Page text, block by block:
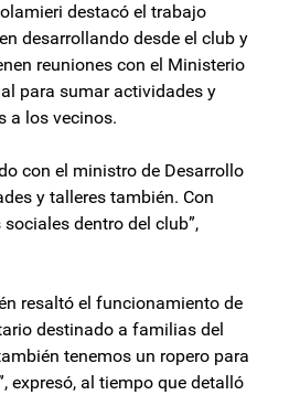
destacó el trabajo
desarrollando desde el club y
reuniones con el Ministerio
para sumar actividades y
a los vecinos.
con el ministro de Desarrollo
y talleres también. Con
dentro del club”,
resaltó el funcionamiento de
destinado a familias del
tenemos un ropero para
expresó, al tiempo que detalló